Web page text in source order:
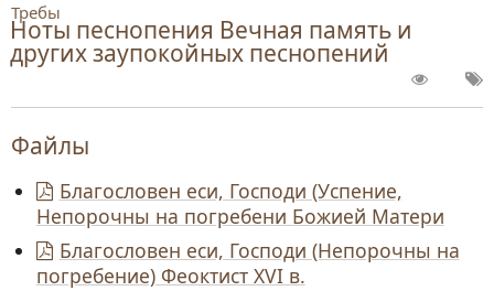
Требы
Ноты песнопения Вечная память и
других заупокойных песнопений
Файлы
Благословен еси, Господи (Успение,
Непорочны на погребени Божией Матери
Благословен еси, Господи (Непорочны на
погребение) Феоктист XVI в.